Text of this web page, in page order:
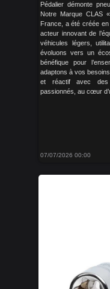
Pédalier démonte
Notre Marque CLAS
France, a été créée
acteur innovant de
véhicules légers,
évoluons vers un
bénéfique pour
adaptons à vos
et réactif avec des
passionnés, au cœur
07/07/2026 00:00